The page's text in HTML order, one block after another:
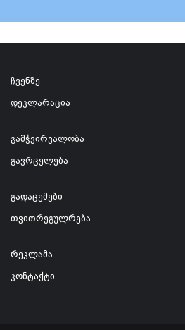
ჩვენზე
დეკლარაცია
გამჭვირვალობა
გავრცელება
გადაცემები
თვითრეგულრება
რეკლამა
კონტაქტი